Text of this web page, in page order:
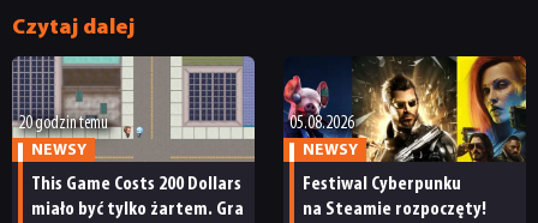
Czytaj dalej
20 godzin temu
NEWSY
This Game Costs 200 Dollars
miało być tylko żartem. Gra
05.08.2026
NEWSY
Festiwal Cyberpunku
na Steamie rozpoczęty!